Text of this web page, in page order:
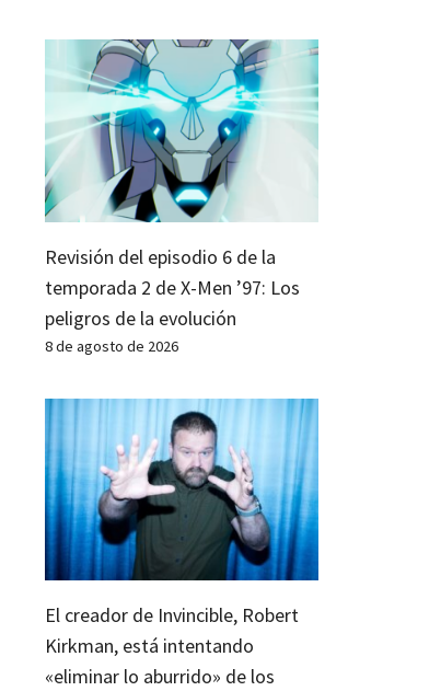
Revisión del episodio 6 de la
temporada 2 de X-Men ’97: Los
peligros de la evolución
8 de agosto de 2026
El creador de Invincible, Robert
Kirkman, está intentando
«eliminar lo aburrido» de los